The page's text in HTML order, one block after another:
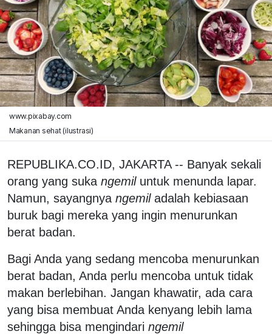
www.pixabay.com
Makanan sehat (ilustrasi)
REPUBLIKA.CO.ID, JAKARTA -- Banyak sekali
orang yang suka ngemiluntuk menunda lapar.
Namun, sayangnya ngemiladalah kebiasaan
buruk bagi mereka yang ingin menurunkan
berat badan.
Bagi Anda yang sedang mencoba menurunkan
berat badan, Anda perlu mencoba untuk tidak
makan berlebihan. Jangan khawatir, ada cara
yang bisa membuat Anda kenyang lebih lama
sehingga bisa mengindari ngemil